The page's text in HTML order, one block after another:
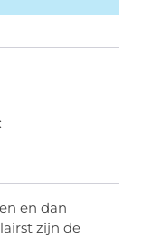
en dan
zijn de